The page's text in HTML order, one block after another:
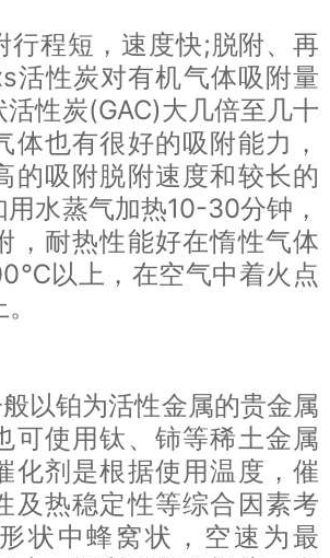
行程短，速度快;脱附、再
活性炭对有机气体吸附量
活性炭(GAC)大几倍至几十
体也有很好的吸附能力，
的吸附脱附速度和较长的
水蒸气加热10-30分钟，
，耐热性能好在惰性气体
以上，在空气中着火点
铂为活性金属的贵金属
可使用钛、铈等稀土金属
化剂是根据使用温度，催
及热稳定性等综合因素考
状中蜂窝状，空速为最